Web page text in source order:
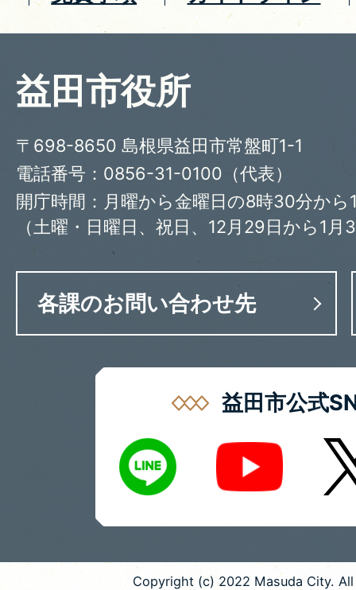
益田市役所
〒698-8650 島根県益田市常盤町1-1
電話番号：0856-31-0100（代表）
開庁時間：月曜から金曜日の8時30分から
（土曜・日曜日、祝日、12月29日から1月
各課のお問い合わせ先
益田市公式
LINE
Youtube X
Copyright (c) 2022 Masuda City.